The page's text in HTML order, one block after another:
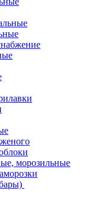
морозильные